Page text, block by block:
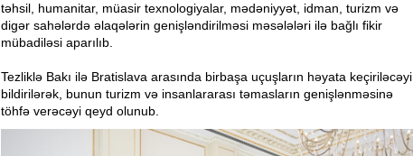
təhsil, humanitar, müasir texnologiyalar, mədəniyyət, idman, turizm və
digər sahələrdə əlaqələrin genişləndirilməsi məsələləri ilə bağlı fikir
mübadiləsi aparılıb.
Tezliklə Bakı ilə Bratislava arasında birbaşa uçuşların həyata keçiriləcəyi
bildirilərək, bunun turizm və insanlararası təmasların genişlənməsinə
töhfə verəcəyi qeyd olunub.